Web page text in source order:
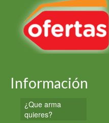
Información
¿Que arma
quieres?